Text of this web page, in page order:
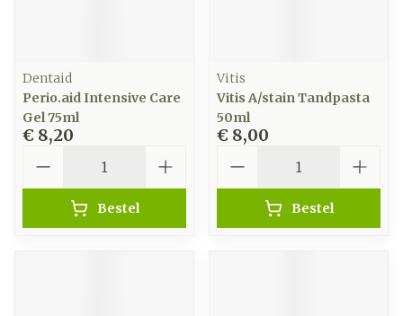
Dentaid
Perio.aid Intensive Care
Gel 75ml
€ 8,20
Bestel
Vitis
Vitis A/stain Tandpasta
50ml
€ 8,00
Bestel